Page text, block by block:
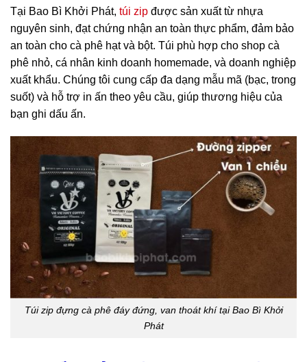
Tại Bao Bì Khởi Phát, túi zip được sản xuất từ nhựa
nguyên sinh, đạt chứng nhận an toàn thực phẩm, đảm bảo
an toàn cho cà phê hạt và bột. Túi phù hợp cho shop cà
phê nhỏ, cá nhân kinh doanh homemade, và doanh nghiệp
xuất khẩu. Chúng tôi cung cấp đa dạng mẫu mã (bạc, trong
suốt) và hỗ trợ in ấn theo yêu cầu, giúp thương hiệu của
bạn ghi dấu ấn.
Túi zip đựng cà phê đáy đứng, van thoát khí tại Bao Bì Khởi
Phát